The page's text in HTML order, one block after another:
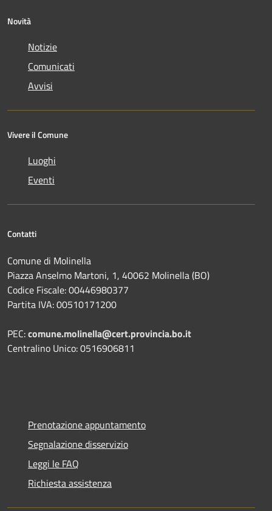
Novità
Notizie
Comunicati
Avvisi
Vivere il Comune
Luoghi
Eventi
Contatti
Comune di Molinella
Piazza Anselmo Martoni, 1, 40062 Molinella (BO)
Codice Fiscale: 00446980377
Partita IVA: 00510171200
PEC:comune.molinella@cert.provincia.bo.it
Centralino Unico: 0516906811
Prenotazione appuntamento
Segnalazione disservizio
Leggi le FAQ
Richiesta assistenza